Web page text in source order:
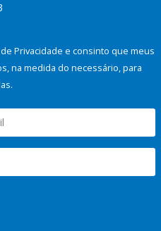
Privacidade e consinto que meus
na medida do necessário, para